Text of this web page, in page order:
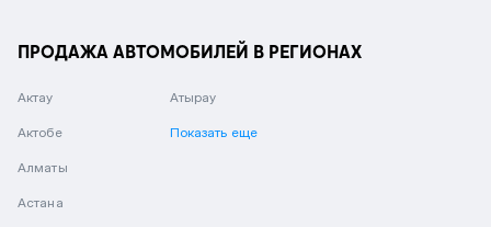
ПРОДАЖА АВТОМОБИЛЕЙ В РЕГИОНАХ
Актау
Актобе
Алматы
Астана
Атырау
Показать еще